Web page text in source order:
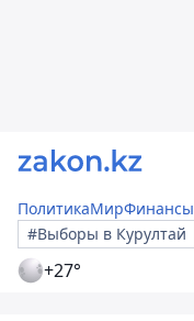
ПолитикаМирФинансы
#Выборы в Курултай
+27°